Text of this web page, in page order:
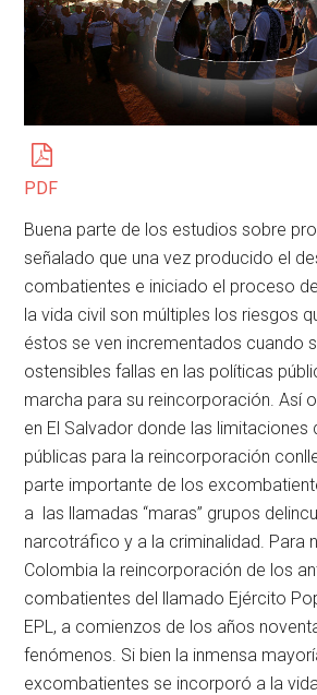
PDF
Buena parte de los estudios sobre
señalado que una vez producido el
combatientes e iniciado el proceso
la vida civil son múltiples los riesgos
éstos se ven incrementados cuando
ostensibles fallas en las políticas
marcha para su reincorporación. Así
en El Salvador donde las limitaciones
públicas para la reincorporación
parte importante de los
a las llamadas “maras” grupos
narcotráfico y a la criminalidad. Para
Colombia la reincorporación de los
combatientes del llamado Ejército
EPL, a comienzos de los años
fenómenos. Si bien la inmensa
excombatientes se incorporó a la